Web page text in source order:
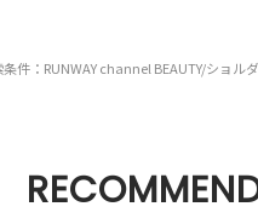
条件：RUNWAY channel BEAUTY/ショル